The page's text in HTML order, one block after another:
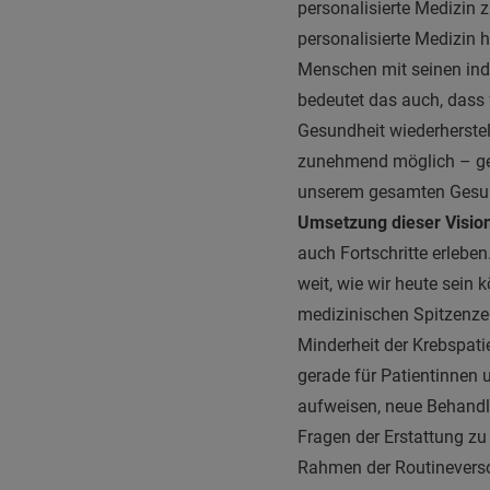
personalisierte Medizin
personalisierte Medizin
Menschen mit seinen
bedeutet das auch,
Gesundheit
zunehmend möglich –
unserem gesamten
Umsetzung dieser
auch Fortschritte
weit, wie wir heute sein
medizinischen
Minderheit der
gerade für Patientinnen
aufweisen, neue
Fragen der Erstattung
Rahmen der